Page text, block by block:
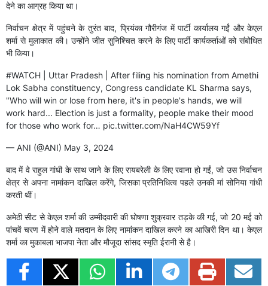
देने का आग्रह किया था।
निर्वाचन क्षेत्र में पहुंचने के तुरंत बाद, प्रियंका गौरीगंज में पार्टी कार्यालय गईं और केएल
शर्मा से मुलाकात की। उन्होंने जीत सुनिश्चित करने के लिए पार्टी कार्यकर्ताओं को संबोधित
भी किया।
#WATCH | Uttar Pradesh | After filing his nomination from Amethi
Lok Sabha constituency, Congress candidate KL Sharma says,
"Who will win or lose from here, it's in people's hands, we will
work hard... Election is just a formality, people make their mood
for those who work for… pic.twitter.com/NaH4CW59Yf
— ANI (@ANI) May 3, 2024
बाद में वे राहुल गांधी के साथ जाने के लिए रायबरेली के लिए रवाना हो गईं, जो उस निर्वाचन
क्षेत्र से अपना नामांकन दाखिल करेंगे, जिसका प्रतिनिधित्व पहले उनकी मां सोनिया गांधी
करती थीं।
अमेठी सीट से केएल शर्मा की उम्मीदवारी की घोषणा शुक्रवार तड़के की गई, जो 20 मई को
पांचवें चरण में होने वाले मतदान के लिए नामांकन दाखिल करने का आखिरी दिन था। केएल
शर्मा का मुकाबला भाजपा नेता और मौजूदा सांसद स्मृति ईरानी से है।